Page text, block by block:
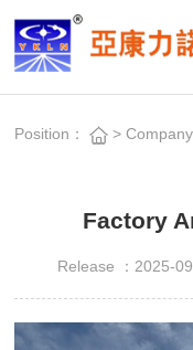
Position： >
Factory
Release ：2025-